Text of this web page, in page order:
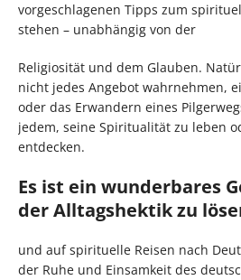
vorgeschlagenen Tipps zum
stehen – unabhängig von der
Religiosität und dem Glauben.
nicht jedes Angebot wahrnehmen,
oder das Erwandern eines
jedem, seine Spiritualität zu leben
entdecken.
Es ist ein wunderbares
der Alltagshektik zu
und auf spirituelle Reisen nach
der Ruhe und Einsamkeit des